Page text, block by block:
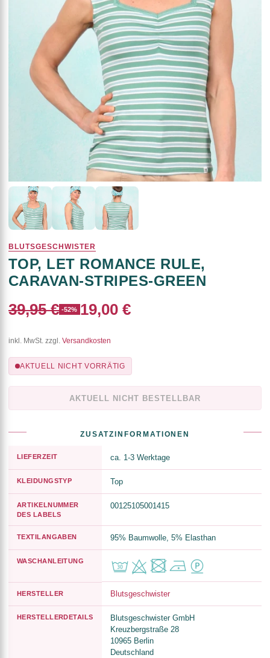
BLUTSGESCHWISTER
TOP, LET ROMANCE RULE,
CARAVAN-STRIPES-GREEN
39,95 € -52% 19,00 €
inkl. MwSt. zzgl. Versandkosten
AKTUELL NICHT VORRÄTIG
AKTUELL NICHT BESTELLBAR
ZUSATZINFORMATIONEN
LIEFERZEIT ca. 1-3 Werktage
KLEIDUNGSTYP Top
ARTIKELNUMMER
DES LABELS
00125105001415
TEXTILANGABEN 95% Baumwolle, 5% Elasthan
WASCHANLEITUNG
HERSTELLER Blutsgeschwister
HERSTELLERDETAILS
Blutsgeschwister GmbH
Kreuzbergstraße 28
10965 Berlin
Deutschland